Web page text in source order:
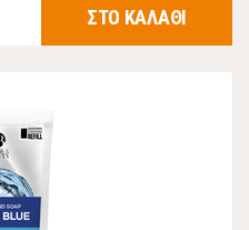
ΣΤΟ ΚΑΛΑΘΙ